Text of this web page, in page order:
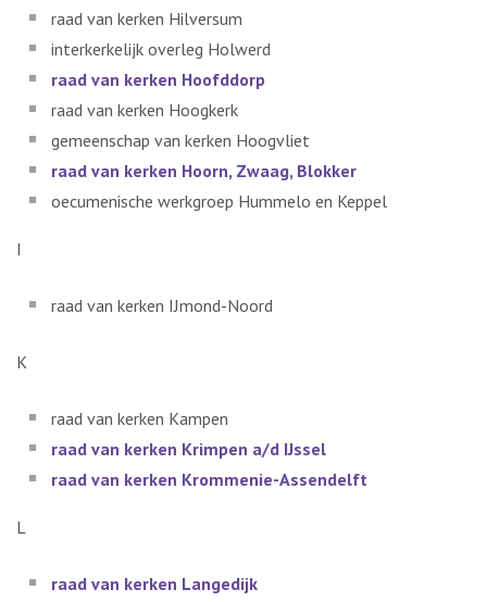
raad van kerken Hilversum
interkerkelijk overleg Holwerd
raad van kerken Hoofddorp
raad van kerken Hoogkerk
gemeenschap van kerken Hoogvliet
raad van kerken Hoorn, Zwaag, Blokker
oecumenische werkgroep Hummelo en Keppel
I
raad van kerken IJmond-Noord
K
raad van kerken Kampen
raad van kerken Krimpen a/d IJssel
raad van kerken Krommenie-Assendelft
L
raad van kerken Langedijk